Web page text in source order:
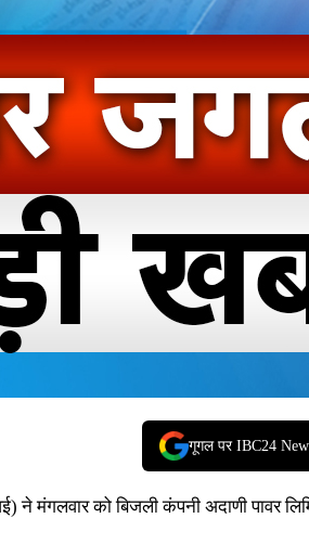
गूगल पर IBC24
ने मंगलवार को बिजली कंपनी अदाणी पावर